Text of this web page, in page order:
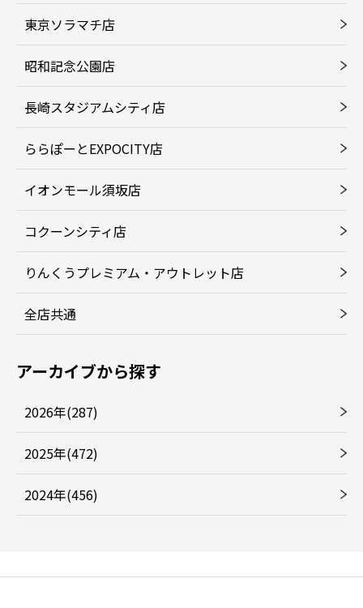
東京ソラマチ店
昭和記念公園店
長崎スタジアムシティ店
ららぽーとEXPOCITY店
イオンモール須坂店
コクーンシティ店
りんくうプレミアム・アウトレット店
全店共通
アーカイブから探す
2026年(287)
2025年(472)
2024年(456)